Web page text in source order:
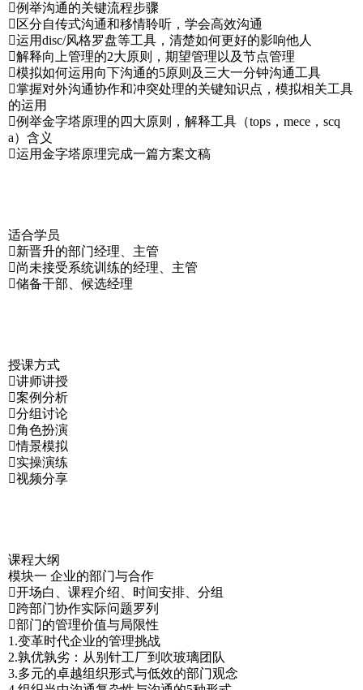
例举沟通的关键流程步骤
区分自传式沟通和移情聆听，学会高效沟通
运用disc/风格罗盘等工具，清楚如何更好的影响他人
解释向上管理的2大原则，期望管理以及节点管理
模拟如何运用向下沟通的5原则及三大一分钟沟通工具
掌握对外沟通协作和冲突处理的关键知识点，模拟相关工具
的运用
例举金字塔原理的四大原则，解释工具（tops，mece，scq
a）含义
运用金字塔原理完成一篇方案文稿
适合学员
新晋升的部门经理、主管
尚未接受系统训练的经理、主管
储备干部、候选经理
授课方式
讲师讲授
案例分析
分组讨论
角色扮演
情景模拟
实操演练
视频分享
课程大纲
模块一 企业的部门与合作
开场白、课程介绍、时间安排、分组
跨部门协作实际问题罗列
部门的管理价值与局限性
1.变革时代企业的管理挑战
2.孰优孰劣：从别针工厂到吹玻璃团队
3.多元的卓越组织形式与低效的部门观念